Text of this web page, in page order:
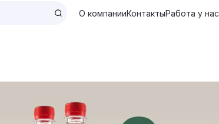
О компанииКонтактыРабота у нас